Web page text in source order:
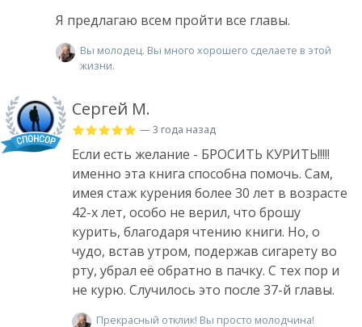
Я предлагаю всем пройти все главы.
Вы молодец. Вы много хорошего сделаете в этой
жизни.
Сергей М.
— 3 года назад
Если есть желание - БРОСИТЬ КУРИТЬ!!!!!
именно эта книга способна помочь. Сам,
имея стаж курения более 30 лет в возрасте
42-х лет, особо не верил, что брошу
курить, благодаря чтению книги. Но, о
чудо, встав утром, подержав сигарету во
рту, убрал её обратно в пачку. С тех пор и
не курю. Случилось это после 37-й главы.
Прекрасный отклик! Вы просто молодчина!